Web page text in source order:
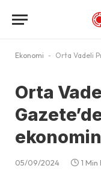
Ekonomi - Orta Vadeli
Orta
05/09/2024 1 Min